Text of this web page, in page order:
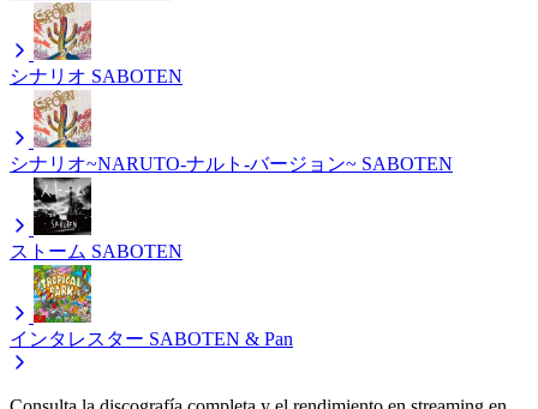
シナリオ SABOTEN
シナリオ~NARUTO-ナルト-バージョン~ SABOTEN
ストーム SABOTEN
インタレスター SABOTEN & Pan